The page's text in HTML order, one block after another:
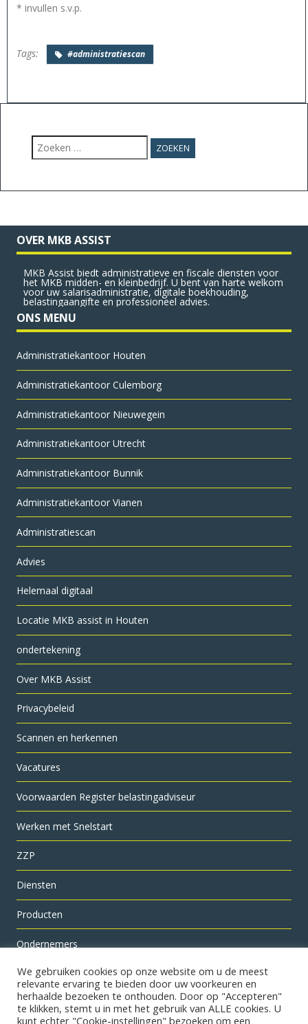
* invullen s.v.p.
Tags: #administratiescan
Zoeken
naar:
OVER MKB ASSIST
MKB Assist biedt administratieve en fiscale diensten voor
het MKB midden- en kleinbedrijf. U bent van harte welkom
voor uw salarisadministratie, digitale boekhouding,
belastingaangifte en professioneel advies.
ONS MENU
Administratie­kantoor Houten
Administratie­kantoor Culemborg
Administratie­kantoor Nieuwegein
Administratie­kantoor Utrecht
Administratiekantoor Bunnik
Administratiekantoor Vianen
Administratiescan
Advies
Helemaal digitaal
Locatie MKB assist in Houten
ondertekening
Over MKB Assist
Privacybeleid
Scannen en herkennen
Vacatures
Voorwaarden Register belastingadviseur
Werken met Snelstart
ZZP
Diensten
Producten
Ondernemers
Nieuws
Starters
We gebruiken cookies op onze website om u de meest
relevante ervaring te bieden door uw voorkeuren en
herhaalde bezoeken te onthouden. Door op "Accepteren"
te klikken, stemt u in met het gebruik van ALLE cookies. U
kunt echter "Cookie-instellingen" bezoeken om een ​​